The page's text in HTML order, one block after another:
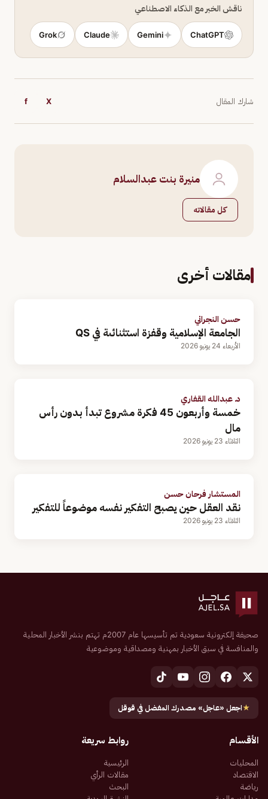
ناقش الخبر مع الذكاء الاصطناعي
ChatGPT
Gemini
Claude
Grok
شارك المقال X
f
منيرة بنت عبدالسلام
كل مقالاته
مقالات أخرى
حسن النجراني
الجامعة الإسلامية وقفزة استثنائىة في QS
الأربعاء 24 يونيو 2026
د. عبدالله القفاري
خمسة وأربعون 45 فكرة مشروع تبدأ بدون رأس
مال
الثلاثاء 23 يونيو 2026
المستشار فرحان حسن
نقد العقل حين يصبح التفكير نفسه موضوعاً للتفكير
الثلاثاء 23 يونيو 2026
صحيفة إلكترونية سعودية تم تأسيسها عام 2007م تهتم بنشر الأخبار المحلية
والمنافسة في سبق الأخبار بمهنية ومصداقية وموضوعية
★اجعل «عاجل» مصدرك المفضل في قوقل
الأقسام
المحليات
الاقتصاد
رياضة
روابط سريعة
الرئيسية
مقالات الرأي
البحث